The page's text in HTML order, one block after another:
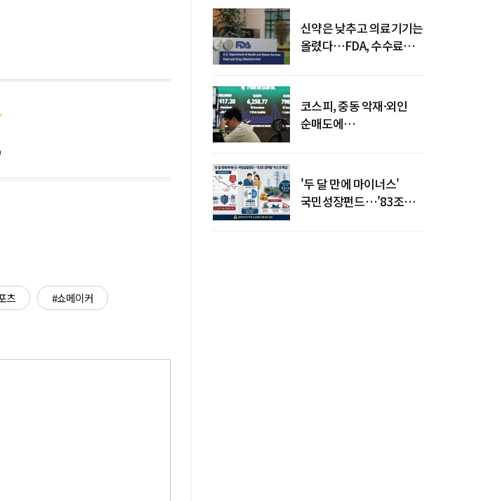
츠
#쇼메이커
신약은 낮추고 의료기기는
올렸다…FDA, 수수료
코스피, 중동 악재·외인
순매도에
'두 달 만에 마이너스'
국민성장펀드…'83조